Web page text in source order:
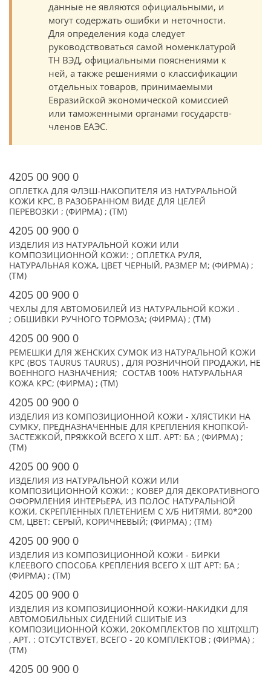
данные не являются официальными, и
могут содержать ошибки и неточности.
Для определения кода следует
руководствоваться самой номенклатурой
ТН ВЭД, официальными пояснениями к
ней, а также решениями о классификации
отдельных товаров, принимаемыми
Евразийской экономической комиссией
или таможенными органами государств-
членов ЕАЭС.
4205 00 900 0
ОПЛЕТКА ДЛЯ ФЛЭШ-НАКОПИТЕЛЯ ИЗ НАТУРАЛЬНОЙ
КОЖИ КРС, В РАЗОБРАННОМ ВИДЕ ДЛЯ ЦЕЛЕЙ
ПЕРЕВОЗКИ ; (ФИРМА) ; (TM)
4205 00 900 0
ИЗДЕЛИЯ ИЗ НАТУРАЛЬНОЙ КОЖИ ИЛИ
КОМПОЗИЦИОННОЙ КОЖИ: ; ОПЛЕТКА РУЛЯ,
НАТУРАЛЬНАЯ КОЖА, ЦВЕТ ЧЕРНЫЙ, РАЗМЕР M; (ФИРМА) ;
(TM)
4205 00 900 0
ЧЕХЛЫ ДЛЯ АВТОМОБИЛЕЙ ИЗ НАТУРАЛЬНОЙ КОЖИ .
; ОБШИВКИ РУЧНОГО ТОРМОЗА; (ФИРМА) ; (TM)
4205 00 900 0
РЕМЕШКИ ДЛЯ ЖЕНСКИХ СУМОК ИЗ НАТУРАЛЬНОЙ КОЖИ
КРС (BOS TAURUS TAURUS) , ДЛЯ РОЗНИЧНОЙ ПРОДАЖИ, НЕ
ВОЕННОГО НАЗНАЧЕНИЯ; СОСТАВ 100% НАТУРАЛЬНАЯ
КОЖА КРС; (ФИРМА) ; (TM)
4205 00 900 0
ИЗДЕЛИЯ ИЗ КОМПОЗИЦИОННОЙ КОЖИ - ХЛЯСТИКИ НА
СУМКУ, ПРЕДНАЗНАЧЕННЫЕ ДЛЯ КРЕПЛЕНИЯ КНОПКОЙ-
ЗАСТЕЖКОЙ, ПРЯЖКОЙ ВСЕГО X ШТ. АРТ: БА ; (ФИРМА) ;
(TM)
4205 00 900 0
ИЗДЕЛИЯ ИЗ НАТУРАЛЬНОЙ КОЖИ ИЛИ
КОМПОЗИЦИОННОЙ КОЖИ: ; КОВЕР ДЛЯ ДЕКОРАТИВНОГО
ОФОРМЛЕНИЯ ИНТЕРЬЕРА, ИЗ ПОЛОС НАТУРАЛЬНОЙ
КОЖИ, СКРЕПЛЕННЫХ ПЛЕТЕНИЕМ С Х/Б НИТЯМИ, 80*200
СМ, ЦВЕТ: СЕРЫЙ, КОРИЧНЕВЫЙ; (ФИРМА) ; (TM)
4205 00 900 0
ИЗДЕЛИЯ ИЗ КОМПОЗИЦИОННОЙ КОЖИ - БИРКИ
КЛЕЕВОГО СПОСОБА КРЕПЛЕНИЯ ВСЕГО X ШТ АРТ: БА ;
(ФИРМА) ; (TM)
4205 00 900 0
ИЗДЕЛИЯ ИЗ КОМПОЗИЦИОННОЙ КОЖИ-НАКИДКИ ДЛЯ
АВТОМОБИЛЬНЫХ СИДЕНИЙ СШИТЫЕ ИЗ
КОМПОЗИЦИОННОЙ КОЖИ, 20КОМПЛЕКТОВ ПО XШТ(XШТ)
, АРТ. : ОТСУТСТВУЕТ, ВСЕГО - 20 КОМПЛЕКТОВ ; (ФИРМА) ;
(TM)
4205 00 900 0